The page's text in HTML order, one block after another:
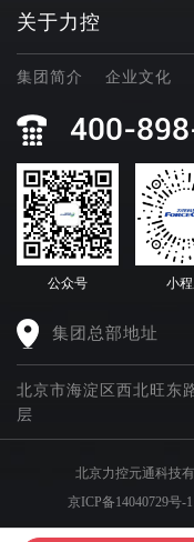
关于力控
集团简介 企业文化
400-
公众号 小
集团总部地址
北京市海淀区西北旺东
层
北京力控元通科技
京ICP备14040729号-1